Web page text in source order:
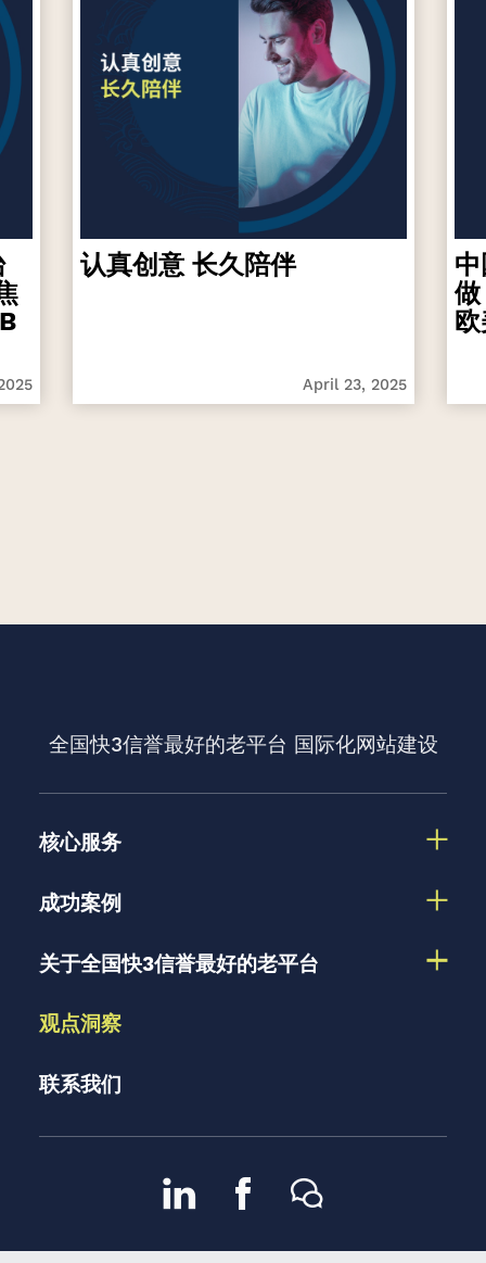
认真创意 长久陪伴
April 23, 2025
全国快3信誉最好的老平台 国际化网站建设
核心服务
成功案例
关于全国快3信誉最好的老平台
观点洞察
联系我们